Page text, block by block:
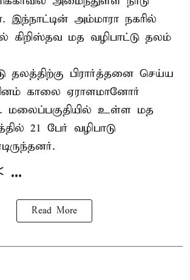
. இந்நாட்டின் அம்மாரா நகரில்
கிறிஸ்தவ மத வழிபாட்டு தலம்
தலத்திற்கு பிரார்த்தனை செய்ய
காலை ஏராளமானோர்
மலைப்பகுதியில் உள்ள மத
21 பேர் வழிபாடு
...
Read More